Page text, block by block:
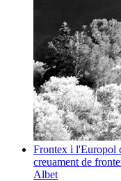
Frontex i l'Europol
creuament de
Albet